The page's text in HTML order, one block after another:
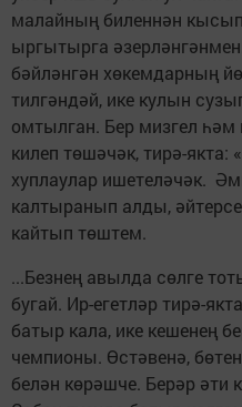
малайның биленнән
ыргытырга
бәйләнгән хөкемдарның
тилгәндәй, ике кулын
омтылган. Бер мизгел
килеп төшәчәк, тирә-якта:
хуплаулар ишетеләчәк.
калтыранып алды,
кайтып төштем.
...Безнең авылда сөлге
бугай. Ир-егетләр тирә-
батыр кала, ике кешенең
чемпионы. Өстәвенә,
белән көрәшче. Берәр әти